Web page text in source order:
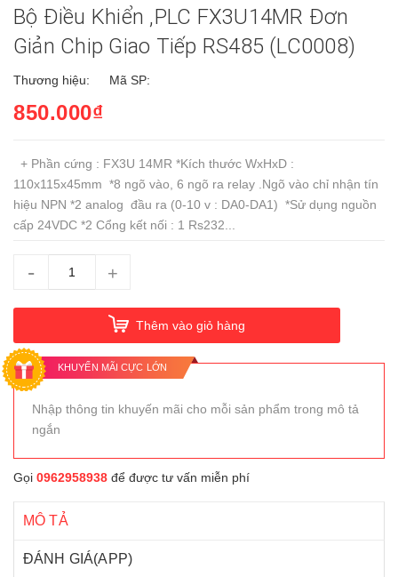
Bộ Điều Khiển ,PLC FX3U14MR Đơn
Giản Chip Giao Tiếp RS485 (LC0008)
Thương hiệu: Mã SP:
850.000₫
+ Phần cứng : FX3U 14MR *Kích thước WxHxD :
110x115x45mm *8 ngõ vào, 6 ngõ ra relay .Ngõ vào chỉ nhận tín
hiệu NPN *2 analog đầu ra (0-10 v : DA0-DA1) *Sử dụng nguồn
cấp 24VDC *2 Cổng kết nối : 1 Rs232...
- +
Thêm vào giỏ hàng
KHUYẾN MÃI CỰC LỚN
Nhập thông tin khuyến mãi cho mỗi sản phẩm trong mô tả
ngắn
Gọi 0962958938 để được tư vấn miễn phí
MÔ TẢ
ĐÁNH GIÁ(APP)